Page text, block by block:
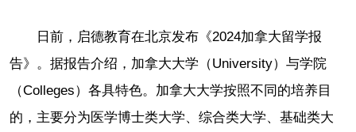
日前，启德教育在北京发布《2024加拿大留学报
告》。据报告介绍，加拿大大学（University）与学院
（Colleges）各具特色。加拿大大学按照不同的培养目
的，主要分为医学博士类大学、综合类大学、基础类大